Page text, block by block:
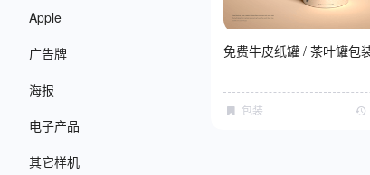
Apple
广告牌
海报
电子产品
其它样机
免费牛皮纸罐 / 茶叶罐包
包装